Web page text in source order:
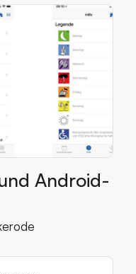
Android-
und Android-App
150 Jahre Glück